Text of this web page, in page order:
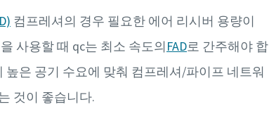
컴프레셔의 경우 필요한 에어 리시버 용량이
사용할 때 qc는 최소 속도의FAD로 간주해야 합
높은 공기 수요에 맞춰 컴프레셔/파이프 네트워
것이 좋습니다.